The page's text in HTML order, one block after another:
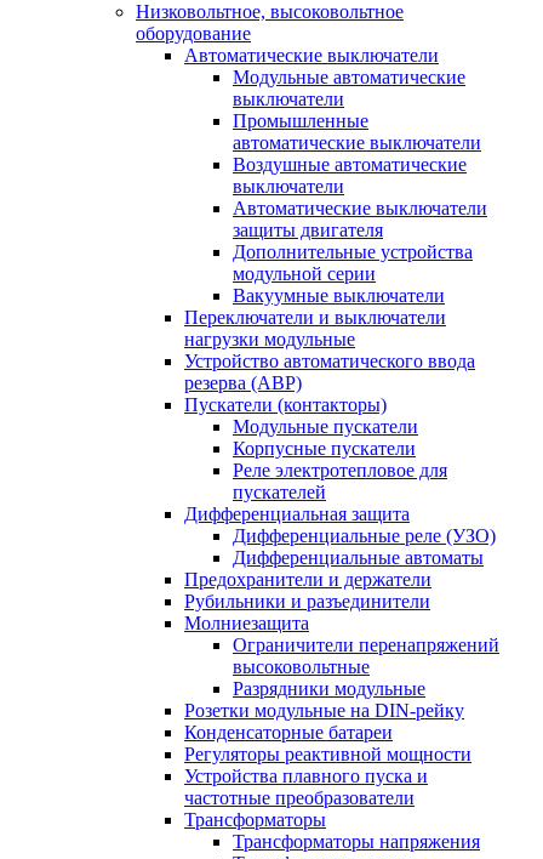
Низковольтное, высоковольтное
оборудование
Автоматические выключатели
Модульные автоматические
выключатели
Промышленные
автоматические выключатели
Воздушные автоматические
выключатели
Автоматические выключатели
защиты двигателя
Дополнительные устройства
модульной серии
Вакуумные выключатели
Переключатели и выключатели
нагрузки модульные
Устройство автоматического ввода
резерва (АВР)
Пускатели (контакторы)
Модульные пускатели
Корпусные пускатели
Реле электротепловое для
пускателей
Дифференциальная защита
Дифференциальные реле (УЗО)
Дифференциальные автоматы
Предохранители и держатели
Рубильники и разъединители
Молниезащита
Ограничители перенапряжений
высоковольтные
Разрядники модульные
Розетки модульные на DIN-рейку
Конденсаторные батареи
Регуляторы реактивной мощности
Устройства плавного пуска и
частотные преобразователи
Трансформаторы
Трансформаторы напряжения